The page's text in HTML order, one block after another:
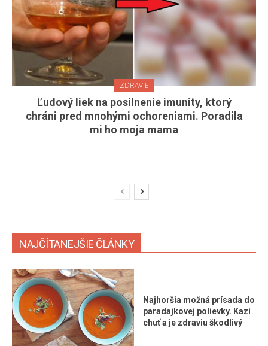
ZDRAVIE
Ľudový liek na posilnenie imunity, ktorý
chráni pred mnohými ochoreniami. Poradila
mi ho moja mama
NAJČÍTANEJŠIE ČLÁNKY
Najhoršia možná prísada do
paradajkovej polievky. Kazí
chuť a je zdraviu škodlivý